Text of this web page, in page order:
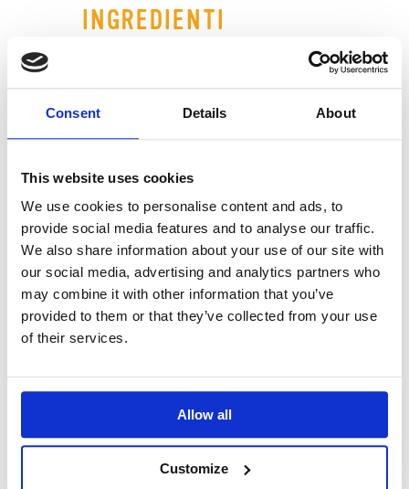
Consent Details About
This website uses cookies
We use cookies to personalise content and ads, to
provide social media features and to analyse our traffic.
We also share information about your use of our site with
our social media, advertising and analytics partners who
may combine it with other information that you’ve
provided to them or that they’ve collected from your use
of their services.
Allow all
Customize
INGREDIENTI
10 carote novelle lunghe e sottili
10 g di burro
1 cucchiaio di Semi di Lino Nuova
Sale appena macinato
PREPARAZIONE
abbastanza da contenere le carote distese
in un solo strato.
ebollizione. Nel frattempo pela le carote
con un pelaverdure.
pentola e cuoci così per 5 minuti (dipende
dalla dimensione delle carote, devono
essere appena tenere). Scolale e butta via